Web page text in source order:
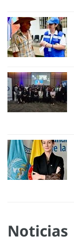
Noticias